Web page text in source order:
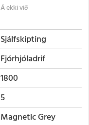
Sjálfskipting
Fjórhjóladrif
1800
5
Magnetic Grey